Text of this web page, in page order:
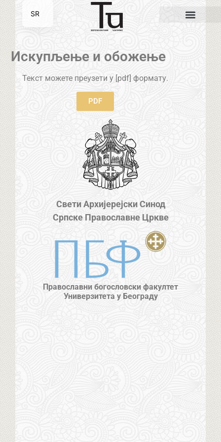
Искупљење и обожење
Текст можете преузети у [pdf] формату.
PDF
Свети Архијерејски Синод
Српске Православне Цркве
Православни богословски факултет
Универзитета у Београду
SR
EN